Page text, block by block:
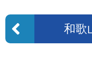
和歌